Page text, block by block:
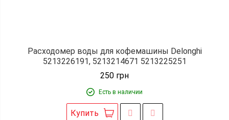
Расходомер воды для кофемашины Delonghi
5213226191, 5213214671 5213225251
250 грн
Есть в наличии
Купить